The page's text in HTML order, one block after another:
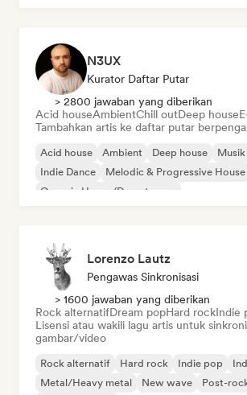
N3UX
Kurator Daftar Putar
> 2800 jawaban yang diberikan
Acid houseAmbientChill outDeep house
Tambahkan artis ke daftar putar
Acid house Ambient Deep house
Indie Dance
Melodic & Progressive House
Organic House/Downtempo
Lorenzo Lautz
Pengawas Sinkronisasi
> 1600 jawaban yang diberikan
Rock alternatifDream popHard rockIndie
Lisensi atau wakili lagu artis untuk
gambar/video
Rock alternatif Hard rock Indie pop
Metal/Heavy metal
New wave
Post-